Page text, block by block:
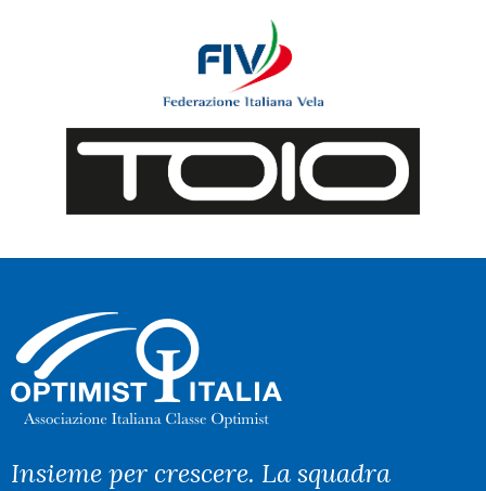
Insieme per crescere. La squadra